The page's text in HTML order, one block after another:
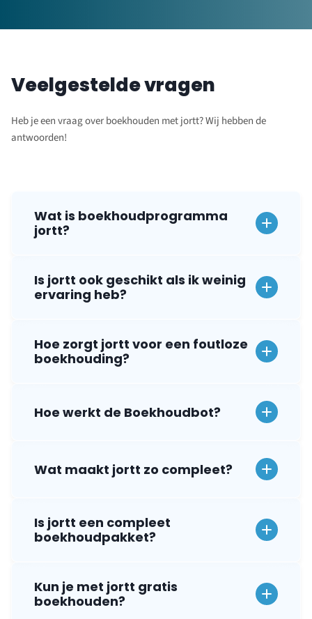
Veelgestelde vragen
antwoorden!
Is jortt ook geschikt als ik weinig
ervaring heb?
Hoe zorgt jortt voor een foutloze
boekhouding?
Hoe werkt de Boekhoudbot?
Wat maakt jortt zo compleet?
Is jortt een compleet
boekhoudpakket?
Kun je met jortt gratis
boekhouden?
Heeft jortt een app om onderweg
te boekhouden?